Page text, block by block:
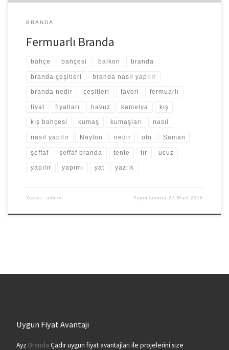
BRANDA
Fermuarlı Branda
bahçe bahçesi balkon branda
branda çeşitleri branda nasıl yapılır
branda nedir çeşitleri favori fermuarlı
fiyat fiyatları havuz kamelya kış
kış bahçesi kumaş kumaşları nasıl
nasıl yapılır Naylon nedir oto Saman
şeffaf şeffaf branda tente tır ucuz
yapılır yapımı yat yazlık
Yazarı: admin Yayımlanmış 27 Mart 2016
Uygun Fiyat Avantajı
Ayz Branda Çadır uygun fiyat avantajları ile projelerini size